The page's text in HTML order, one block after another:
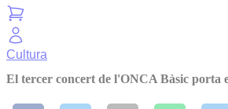
Cultura
El tercer concert de l'ONCA Bàsic